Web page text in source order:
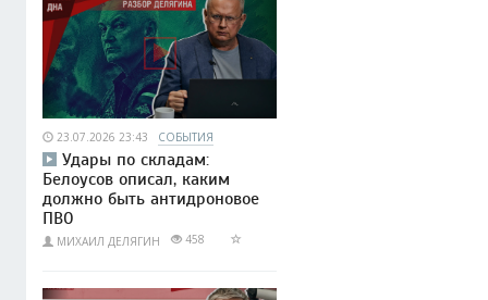
23.07.2026 23:43 СОБЫТИЯ
Удары по складам:
Белоусов описал, каким
должно быть антидроновое
ПВО
МИХАИЛ ДЕЛЯГИН 458